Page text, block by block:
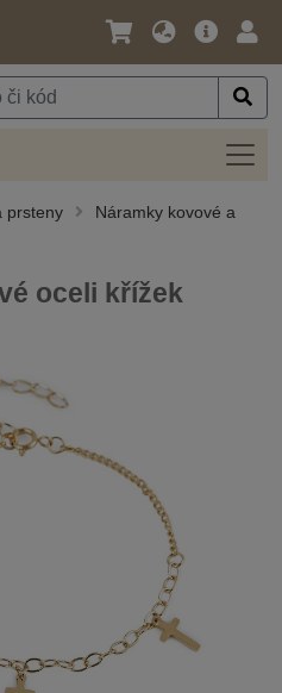
Jazyk
Měna
Hlavní
prsteny
Náramky kovové a
oceli křížek